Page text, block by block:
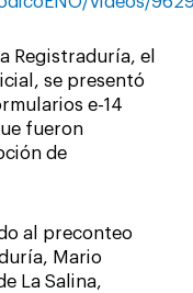
Registraduría, el
se presentó
e-14
fueron
de
al preconteo
Mario
La Salina,